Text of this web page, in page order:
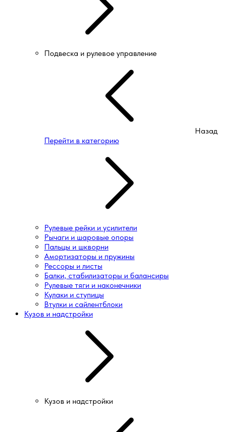
Подвеска и рулевое управление
Назад
Перейти в категорию
Рулевые рейки и усилители
Рычаги и шаровые опоры
Пальцы и шкворни
Амортизаторы и пружины
Рессоры и листы
Балки, стабилизаторы и балансиры
Рулевые тяги и наконечники
Кулаки и ступицы
Втулки и сайлентблоки
Кузов и надстройки
Кузов и надстройки